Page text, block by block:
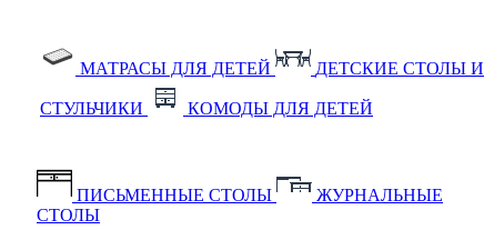
МАТРАСЫ ДЛЯ ДЕТЕЙ ДЕТСКИЕ СТОЛЫ И
СТУЛЬЧИКИ КОМОДЫ ДЛЯ ДЕТЕЙ
ПИСЬМЕННЫЕ СТОЛЫ
ЖУРНАЛЬНЫЕ
СТОЛЫ